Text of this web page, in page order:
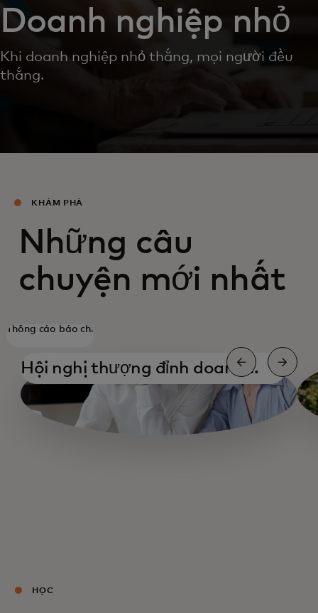
Doanh nghiệp nhỏ
Khi doanh nghiệp nhỏ thắng, mọi người đều
thắng.
KHÁM PHÁ
Những câu
chuyện mới nhất
Thông cáo báo chí
Hội nghị thượng đỉnh doanh
nghiệp nhỏ
HỌC